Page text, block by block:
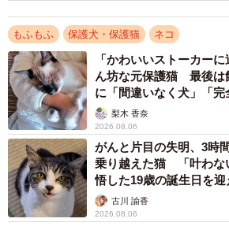
もふもふ 保護犬・保護猫 ネコ
「かわいいストーカー
ん坊な元保護猫 最後は
に「間違いなく犬」「
梨木 香奈
2026.08.06
がんと片目の失明、3時
乗り越えた猫 「叶わな
悟した19歳の誕生日を
古川 諭香
2026.08.06